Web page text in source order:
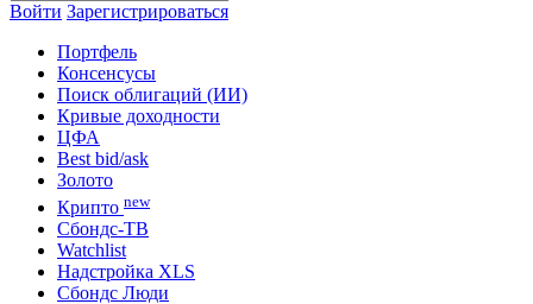
Войти Зарегистрироваться
Портфель
Консенсусы
Поиск облигаций (ИИ)
Кривые доходности
ЦФА
Best bid/ask
Золото
Крипто new
Сбондс-ТВ
Watchlist
Надстройка XLS
Сбондс Люди